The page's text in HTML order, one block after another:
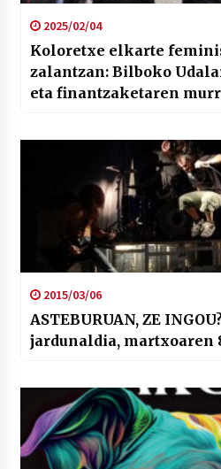
2025/02/04
Koloretxe elkarte
zalantzan: Bilboko
eta finantzaketaren
2015/03/06
ASTEBURUAN, ZE
jardunaldia, martxoaren